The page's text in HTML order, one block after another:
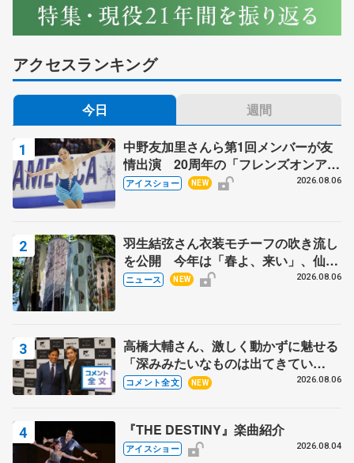
アクセスランキング
今日 週間
中野友加里さんら第1回メンバーが友
情出演 20周年の「フレンズオンアイ
ス」 宮本賢二さん、有川梨絵さん、
アイスショー NEW 2026.08.06
羽生結弦さん衣装モチーフの吹き流し
を公開 今年は「春よ、来い」、仙台
の瑞鳳殿
ニュース NEW 2026.08.06
高橋大輔さん、激しく動かずに魅せる
「深みみたいなものは出てきてい
る？」 〝兄さん〟と慕うレジェンド
コメント全文 NEW 2026.08.06
『THE DESTINY』楽曲紹介
アイスショー 2026.08.04